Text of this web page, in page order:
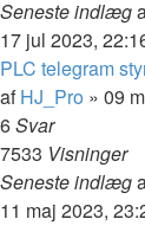
Seneste indlæg
17 jul 2023,
PLC telegram
afHJ_Pro » 09
6Svar
7533 Visninger
Seneste indlæg
11 maj 2023,